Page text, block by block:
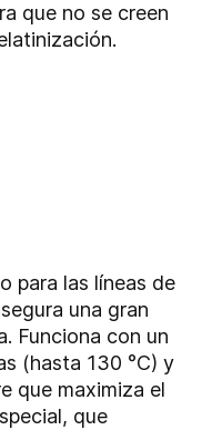
que no se creen
para las líneas de
una gran
Funciona con un
(hasta 130 °C) y
que maximiza el
que